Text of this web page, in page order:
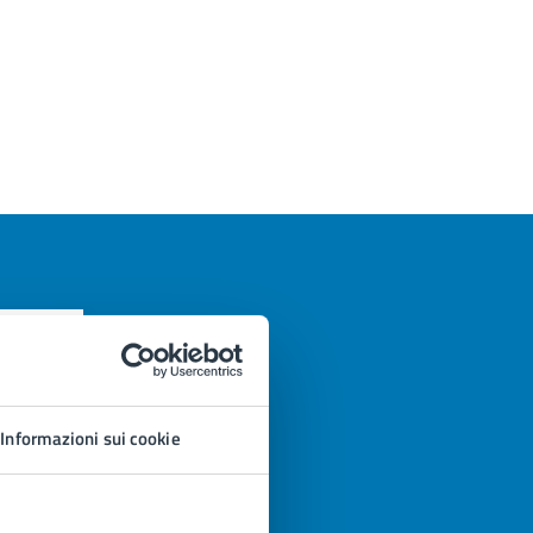
Informazioni sui cookie